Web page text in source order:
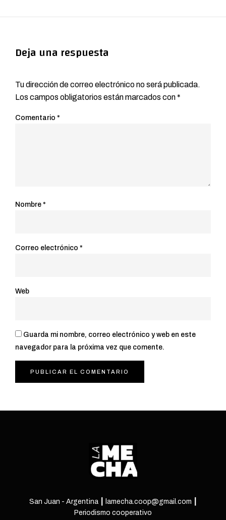
Deja una respuesta
Tu dirección de correo electrónico no será publicada.
Los campos obligatorios están marcados con*
Comentario *
Nombre *
Correo electrónico *
Web
Guarda mi nombre, correo electrónico y web en este
navegador para la próxima vez que comente.
San Juan - Argentina ┃ lamecha.coop@gmail.com ┃
Periodismo cooperativo